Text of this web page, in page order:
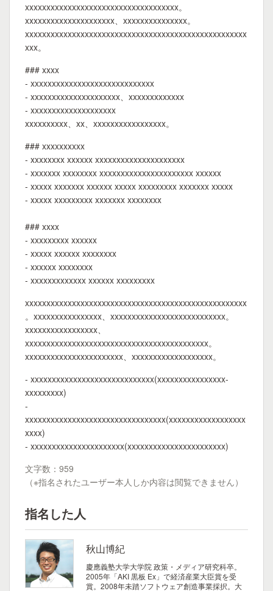
xxxxxxxxxxxxxxxxxxxxxxxxxxxxxxxxxxxx。
xxxxxxxxxxxxxxxxxxxxx、xxxxxxxxxxxxxxx。
xxxxxxxxxxxxxxxxxxxxxxxxxxxxxxxxxxxxxxxxxxxxxxxxxxxx
xxx。
### xxxx
- xxxxxxxxxxxxxxxxxxxxxxxxxxxxx
- xxxxxxxxxxxxxxxxxxxxx、xxxxxxxxxxxxx
- xxxxxxxxxxxxxxxxxxxx
xxxxxxxxxx、xx、xxxxxxxxxxxxxxxxx。
### xxxxxxxxxx
- xxxxxxxx xxxxxx xxxxxxxxxxxxxxxxxxxxx
- xxxxxxx xxxxxxxx xxxxxxxxxxxxxxxxxxxxxx xxxxxx
- xxxxx xxxxxxx xxxxxx xxxxx xxxxxxxxx xxxxxxx xxxxx
- xxxxx xxxxxxxxx xxxxxxx xxxxxxxx
### xxxx
- xxxxxxxxx xxxxxx
- xxxxx xxxxxx xxxxxxxx
- xxxxxx xxxxxxxx
- xxxxxxxxxxxxx xxxxxx xxxxxxxxx
xxxxxxxxxxxxxxxxxxxxxxxxxxxxxxxxxxxxxxxxxxxxxxxxxxxx
。xxxxxxxxxxxxxxxx、xxxxxxxxxxxxxxxxxxxxxxxxxxx。
xxxxxxxxxxxxxxxxx、
xxxxxxxxxxxxxxxxxxxxxxxxxxxxxxxxxxxxxxxxxxx。
xxxxxxxxxxxxxxxxxxxxxxx、xxxxxxxxxxxxxxxxxxx。
- xxxxxxxxxxxxxxxxxxxxxxxxxxxxx(xxxxxxxxxxxxxxxx-
xxxxxxxxx)
-
xxxxxxxxxxxxxxxxxxxxxxxxxxxxxxxxx(xxxxxxxxxxxxxxxxxx
xxxx)
- xxxxxxxxxxxxxxxxxxxxxx(xxxxxxxxxxxxxxxxxxxxxxx)
文字数：959
（※指名されたユーザー本人しか内容は閲覧できません）
指名した人
秋山博紀
慶應義塾大学大学院 政策・メディア研究科卒。
2005年「AKI 黒板 Ex」で経済産業大臣賞を受
賞。2008年未踏ソフトウェア創造事業採択。大